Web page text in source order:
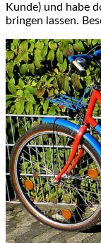
Kunde) und habe
bringen lassen.